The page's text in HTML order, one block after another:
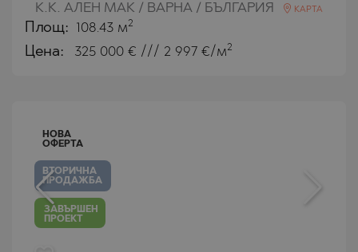
К.К. АЛЕН МАК / ВАРНА / БЪЛГАРИЯ КАРТА
Площ: 108.43 м2
Цена: 325 000 € /// 2 997 €/м2
НОВА
ОФЕРТА
ВТОРИЧНА
ПРОДАЖБА
ЗАВЪРШЕН
ПРОЕКТ